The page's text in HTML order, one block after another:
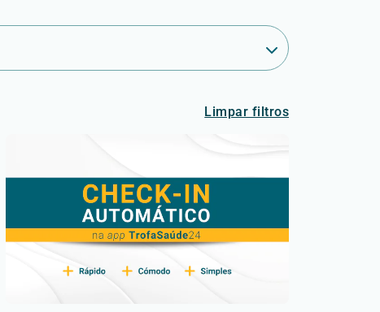
Limpar filtros